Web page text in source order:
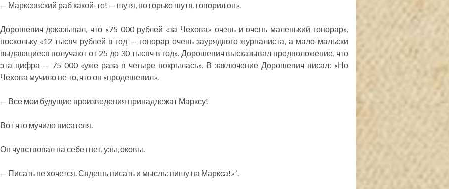
— Марксовский раб какой-то! — шутя, но горько шутя, говорил он».
Дорошевич доказывал, что «75 000 рублей «за Чехова» очень и очень маленький гонорар»,
поскольку «12 тысяч рублей в год — гонорар очень заурядного журналиста, а мало-мальски
выдающиеся получают от 25 до 30 тысяч в год». Дорошевич высказывал предположение, что
эта цифра — 75 000 «уже раза в четыре покрылась». В заключение Дорошевич писал: «Но
Чехова мучило не то, что он «продешевил».
— Все мои будущие произведения принадлежат Марксу!
Вот что мучило писателя.
Он чувствовал на себе гнет, узы, оковы.
— Писать не хочется. Сядешь писать и мысль: пишу на Маркса!»7.